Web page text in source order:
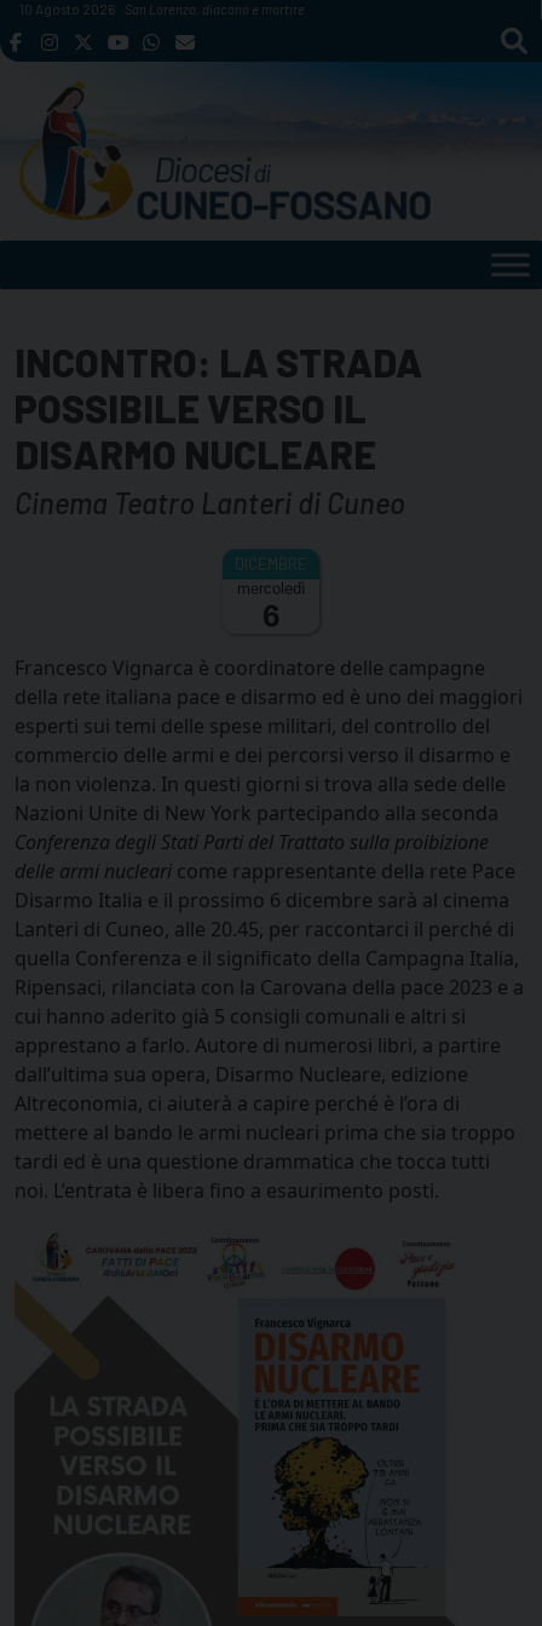
Skip
to
10 Agosto 2026 San Lorenzo, diacono e martire
INCONTRO: LA STRADA
POSSIBILE VERSO IL
DISARMO NUCLEARE
Cinema Teatro Lanteri di Cuneo
mercoledì
6
Francesco Vignarca è coordinatore delle campagne
della rete italiana pace e disarmo ed è uno dei maggiori
esperti sui temi delle spese militari, del controllo del
commercio delle armi e dei percorsi verso il disarmo e
la non violenza. In questi giorni si trova alla sede delle
Nazioni Unite di New York partecipando alla seconda
Conferenza degli Stati Parti del Trattato sulla proibizione
delle armi nucleari come rappresentante della rete Pace
Disarmo Italia e il prossimo 6 dicembre sarà al cinema
Lanteri di Cuneo, alle 20.45, per raccontarci il perché di
quella Conferenza e il significato della Campagna Italia,
Ripensaci, rilanciata con la Carovana della pace 2023 e a
cui hanno aderito già 5 consigli comunali e altri si
apprestano a farlo. Autore di numerosi libri, a partire
dall’ultima sua opera, Disarmo Nucleare, edizione
Altreconomia, ci aiuterà a capire perché è l’ora di
mettere al bando le armi nucleari prima che sia troppo
tardi ed è una questione drammatica che tocca tutti
noi. L’entrata è libera fino a esaurimento posti.